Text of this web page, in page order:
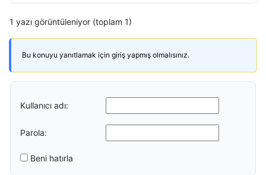
1 yazı görüntüleniyor (toplam 1)
Bu konuyu yanıtlamak için giriş yapmış olmalısınız.
Kullanıcı adı:
Parola:
Beni hatırla